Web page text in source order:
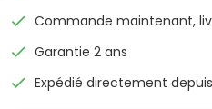
check Commande maintenant,
check Garantie 2 ans
check Expédié directement